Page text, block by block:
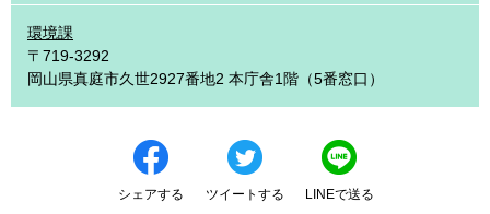
環境課
〒719-3292
岡山県真庭市久世2927番地2 本庁舎1階（5番窓口）
シェアする ツイートする LINEで送る